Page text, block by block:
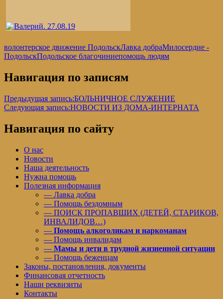
волонтерское движение ПодольскЛавка добраМилосердие -
ПодольскПодольское благочиниепомощь людям
Навигация по записям
Предыдущая запись:БОЛЬНИЧНОЕ СЛУЖЕНИЕ
Следующая запись:НОВОСТИ ИЗ ДОМА-ИНТЕРНАТА
Навигация по сайту
О нас
Новости
Наша деятельность
Нужна помощь
Полезная информация
— Лавка добра
— Помощь бездомным
— ПОИСК ПРОПАВШИХ (ДЕТЕЙ, СТАРИКОВ,
ИНВАЛИДОВ…)
— Помощь алкоголикам и наркоманам
— Помощь инвалидам
— Мамы и дети в трудной жизненной ситуации
— Помощь беженцам
Законы, постановления, документы
Финансовая отчетность
Наши реквизиты
Контакты